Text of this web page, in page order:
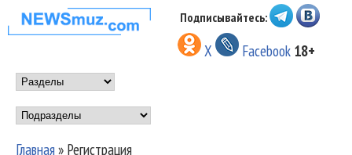
Перейти к основному
содержанию
НОВОСТИ
МУЗЫКИ И
ШОУ БИЗНЕСА
NEWSMUZ.COM
Подписывайтесь:
X Facebook 18+
Main menu
Подразделы
Главная» Регистрация